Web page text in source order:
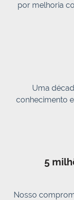
por melhoria
Uma
conhecimento
5
Nosso